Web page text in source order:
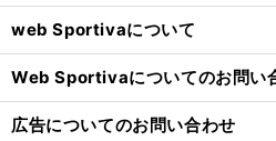
web Sportivaについて
Web Sportivaについてのお問い
広告についてのお問い合わせ